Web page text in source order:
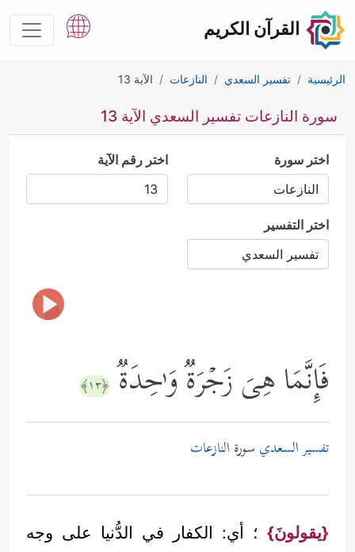
القرآن الكريم
الرئيسية تفسير السعدي النازعات الآية 13
سورة النازعات تفسير السعدي الآية 13
اختر سورة اختر رقم الآية
اختر التفسير
فَإِنَّمَا هِیَ زَجۡرَةࣱ وَ ٰ⁠حِدَةࣱ ﴿١٣﴾
تفسير السعدي سورة النازعات
{يقولونَ} ؛ أي: الكفار في الدُّنيا على وجه